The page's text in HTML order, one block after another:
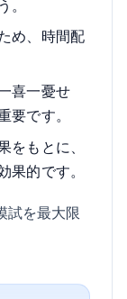
め、時間配
喜一憂せ
です。
もとに、
的です。
試を最大限